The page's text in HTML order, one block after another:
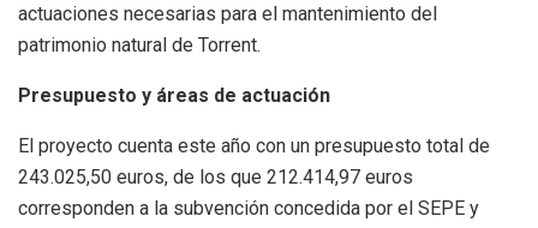
actuaciones necesarias para el mantenimiento del
patrimonio natural de Torrent.
Presupuesto y áreas de actuación
El proyecto cuenta este año con un presupuesto total de
243.025,50 euros, de los que 212.414,97 euros
corresponden a la subvención concedida por el SEPE y